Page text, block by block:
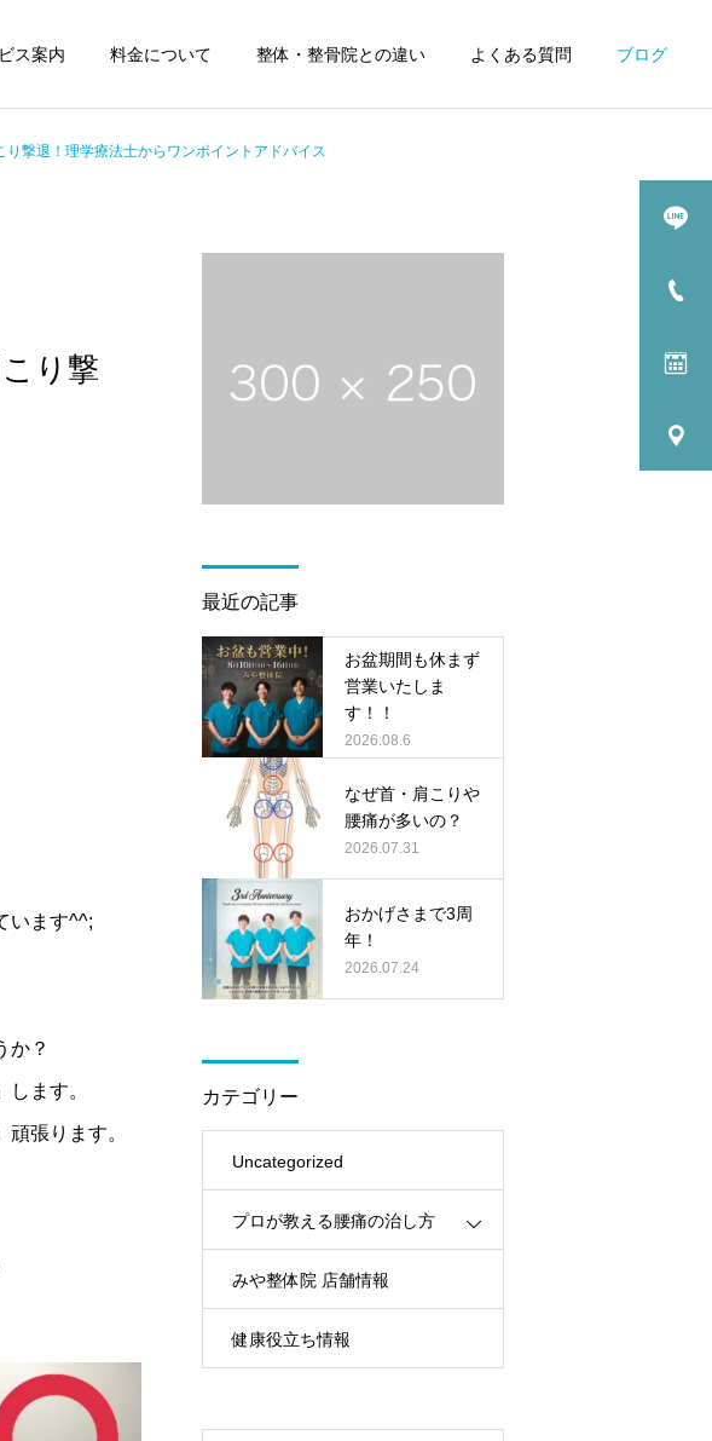
ス案内 料金について 整体・整骨院との違い よくある質問 ブログ
撃退！理学療法士からワンポイントアドバイス
り撃
います^^;
か？
ます。
張ります。
最近の記事
お盆期間も休まず
営業いたしま
す！！
2026.08.6
なぜ首・肩こりや
腰痛が多いの？
2026.07.31
おかげさまで3周
年！
2026.07.24
カテゴリー
Uncategorized
プロが教える腰痛の治し方
みや整体院 店舗情報
健康役立ち情報